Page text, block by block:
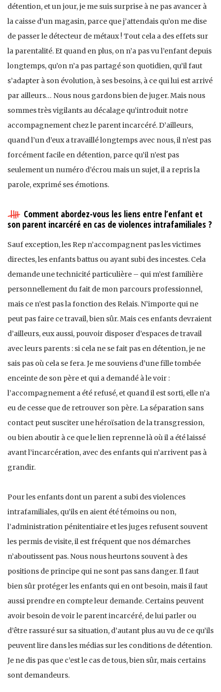
détention, et un jour, je me suis surprise à ne pas avancer à
la caisse d’un magasin, parce que j’attendais qu’on me dise
de passer le détecteur de métaux ! Tout cela a des effets sur
la parentalité. Et quand en plus, on n’a pas vu l’enfant depuis
longtemps, qu’on n’a pas partagé son quotidien, qu’il faut
s’adapter à son évolution, à ses besoins, à ce qui lui est arrivé
par ailleurs… Nous nous gardons bien de juger. Mais nous
sommes très vigilants au décalage qu’introduit notre
accompagnement chez le parent incarcéré. D’ailleurs,
quand l’un d’eux a travaillé longtemps avec nous, il n’est pas
forcément facile en détention, parce qu’il n’est pas
seulement un numéro d’écrou mais un sujet, il a repris la
parole, exprimé ses émotions.
Comment abordez-vous les liens entre l’enfant et
son parent incarcéré en cas de violences intrafamiliales ?
Sauf exception, les Rep n’accompagnent pas les victimes
directes, les enfants battus ou ayant subi des incestes. Cela
demande une technicité particulière – qui m’est familière
personnellement du fait de mon parcours professionnel,
mais ce n’est pas la fonction des Relais. N’importe qui ne
peut pas faire ce travail, bien sûr. Mais ces enfants devraient
d’ailleurs, eux aussi, pouvoir disposer d’espaces de travail
avec leurs parents : si cela ne se fait pas en détention, je ne
sais pas où cela se fera. Je me souviens d’une fille tombée
enceinte de son père et qui a demandé à le voir :
l’accompagnement a été refusé, et quand il est sorti, elle n’a
eu de cesse que de retrouver son père. La séparation sans
contact peut susciter une héroïsation de la transgression,
ou bien aboutir à ce que le lien reprenne là où il a été laissé
avant l’incarcération, avec des enfants qui n’arrivent pas à
grandir.
Pour les enfants dont un parent a subi des violences
intrafamiliales, qu’ils en aient été témoins ou non,
l’administration pénitentiaire et les juges refusent souvent
les permis de visite, il est fréquent que nos démarches
n’aboutissent pas. Nous nous heurtons souvent à des
positions de principe qui ne sont pas sans danger. Il faut
bien sûr protéger les enfants qui en ont besoin, mais il faut
aussi prendre en compte leur demande. Certains peuvent
avoir besoin de voir le parent incarcéré, de lui parler ou
d’être rassuré sur sa situation, d’autant plus au vu de ce qu’ils
peuvent lire dans les médias sur les conditions de détention.
Je ne dis pas que c’est le cas de tous, bien sûr, mais certains
sont demandeurs.